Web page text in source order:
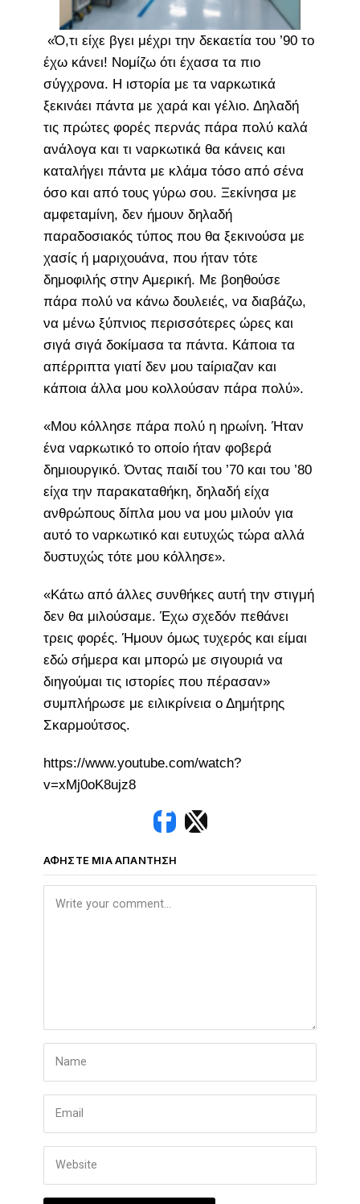
«Ό,τι είχε βγει μέχρι την δεκαετία του ’90 το
έχω κάνει! Νομίζω ότι έχασα τα πιο
σύγχρονα. Η ιστορία με τα ναρκωτικά
ξεκινάει πάντα με χαρά και γέλιο. Δηλαδή
τις πρώτες φορές περνάς πάρα πολύ καλά
ανάλογα και τι ναρκωτικά θα κάνεις και
καταλήγει πάντα με κλάμα τόσο από σένα
όσο και από τους γύρω σου. Ξεκίνησα με
αμφεταμίνη, δεν ήμουν δηλαδή
παραδοσιακός τύπος που θα ξεκινούσα με
χασίς ή μαριχουάνα, που ήταν τότε
δημοφιλής στην Αμερική. Με βοηθούσε
πάρα πολύ να κάνω δουλειές, να διαβάζω,
να μένω ξύπνιος περισσότερες ώρες και
σιγά σιγά δοκίμασα τα πάντα. Κάποια τα
απέρριπτα γιατί δεν μου ταίριαζαν και
κάποια άλλα μου κολλούσαν πάρα πολύ».
«Μου κόλλησε πάρα πολύ η ηρωίνη. Ήταν
ένα ναρκωτικό το οποίο ήταν φοβερά
δημιουργικό. Όντας παιδί του ’70 και του ’80
είχα την παρακαταθήκη, δηλαδή είχα
ανθρώπους δίπλα μου να μου μιλούν για
αυτό το ναρκωτικό και ευτυχώς τώρα αλλά
δυστυχώς τότε μου κόλλησε».
«Κάτω από άλλες συνθήκες αυτή την στιγμή
δεν θα μιλούσαμε. Έχω σχεδόν πεθάνει
τρεις φορές. Ήμουν όμως τυχερός και είμαι
εδώ σήμερα και μπορώ με σιγουριά να
διηγούμαι τις ιστορίες που πέρασαν»
συμπλήρωσε με ειλικρίνεια ο Δημήτρης
Σκαρμούτσος.
https://www.youtube.com/watch?
v=xMj0oK8ujz8
ΑΦΉΣΤΕ ΜΙΑ ΑΠΆΝΤΗΣΗ